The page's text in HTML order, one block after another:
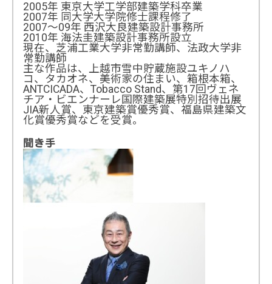
2005年 東京大学工学部建築学科卒業
2007年 同大学大学院修士課程修了
2007～09年 西沢大良建築設計事務所
2010年 海法圭建築設計事務所設立
現在、芝浦工業大学非常勤講師、法政大学非
常勤講師
主な作品は、上越市雪中貯蔵施設ユキノハ
コ、タカオネ、美術家の住まい、箱根本箱、
ANTCICADA、Tobacco Stand、第17回ヴェネ
チア・ビエンナーレ国際建築展特別招待出展
JIA新人賞、東京建築賞優秀賞、福島県建築文
化賞優秀賞などを受賞。
聞き手